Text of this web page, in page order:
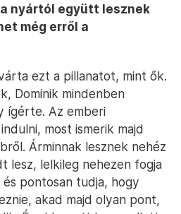
nyártól együtt lesznek
még erről a
ezt a pillanatot, mint ők.
Dominik mindenben
ígérte. Az emberi
most ismerik majd
Árminnak lesznek nehéz
lesz, lelkileg nehezen fogja
pontosan tudja, hogy
akad majd olyan pont,